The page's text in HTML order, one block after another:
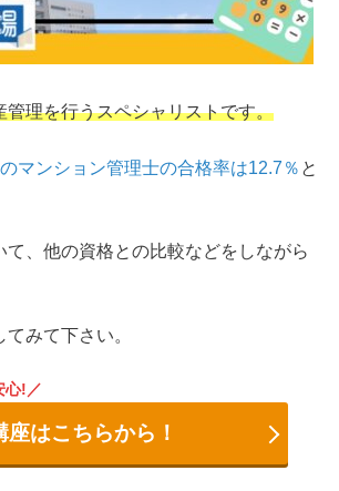
理を行うスペシャリストです。
マンション管理士の合格率は12.7％ と
、他の資格との比較などをしながら
みて下さい。
心!
はこちらから！